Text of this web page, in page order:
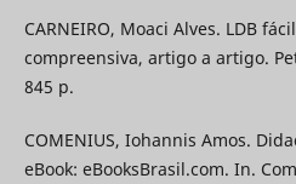
CARNEIRO, Moaci Alves. LDB
compreensiva, artigo a artigo.
845 p.
COMENIUS, Iohannis Amos.
eBook: eBooksBrasil.com. In.